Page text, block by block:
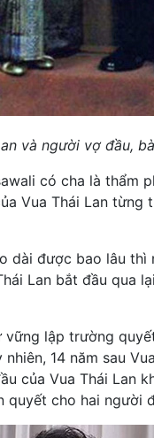
và người vợ đầu,
có cha là thẩm
Vua Thái Lan từng
dài được bao lâu
Lan bắt đầu qua
lập trường
14 năm sau
của Vua Thái Lan
quyết cho hai người